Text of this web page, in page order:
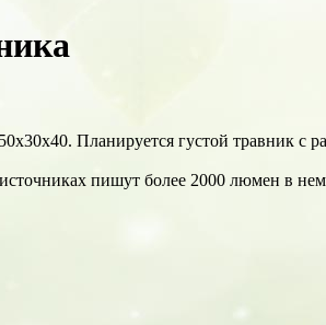
Планируется густой травник с
пишут более 2000 люмен в